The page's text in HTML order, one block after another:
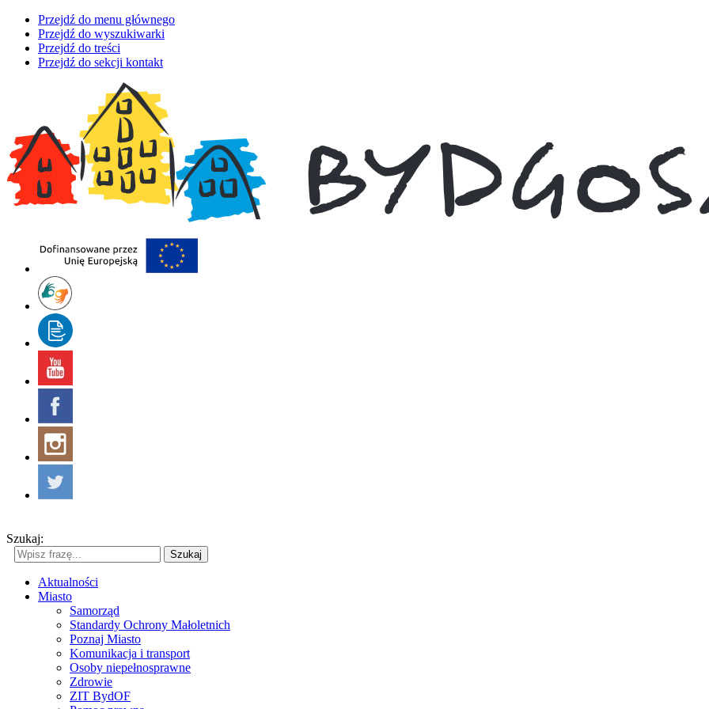
Przejdź do menu głównego
Przejdź do wyszukiwarki
Przejdź do treści
Przejdź do sekcji kontakt
Szukaj:
Szukaj
Aktualności
Miasto
Samorząd
Standardy Ochrony Małoletnich
Poznaj Miasto
Komunikacja i transport
Osoby niepełnosprawne
Zdrowie
ZIT BydOF